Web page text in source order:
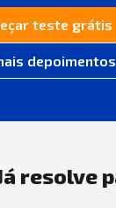
teste grátis
depoimentos
resolve